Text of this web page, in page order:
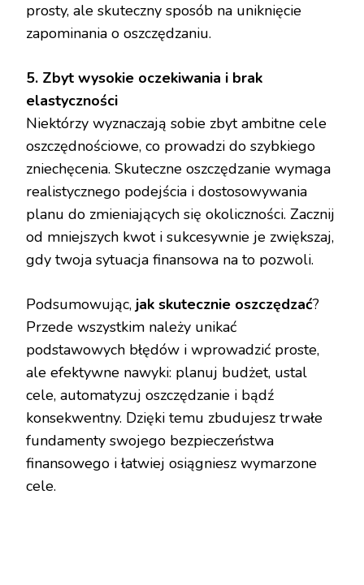
prosty, ale skuteczny sposób na uniknięcie
zapominania o oszczędzaniu.
5. Zbyt wysokie oczekiwania i brak
elastyczności
Niektórzy wyznaczają sobie zbyt ambitne cele
oszczędnościowe, co prowadzi do szybkiego
zniechęcenia. Skuteczne oszczędzanie wymaga
realistycznego podejścia i dostosowywania
planu do zmieniających się okoliczności. Zacznij
od mniejszych kwot i sukcesywnie je zwiększaj,
gdy twoja sytuacja finansowa na to pozwoli.
Podsumowując, jak skutecznie oszczędzać?
Przede wszystkim należy unikać
podstawowych błędów i wprowadzić proste,
ale efektywne nawyki: planuj budżet, ustal
cele, automatyzuj oszczędzanie i bądź
konsekwentny. Dzięki temu zbudujesz trwałe
fundamenty swojego bezpieczeństwa
finansowego i łatwiej osiągniesz wymarzone
cele.